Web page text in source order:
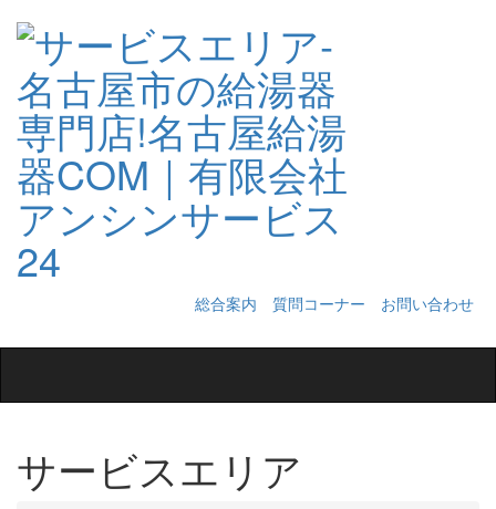
総合案内 質問コーナー
お問い合わせ
navigation
サービスエリア